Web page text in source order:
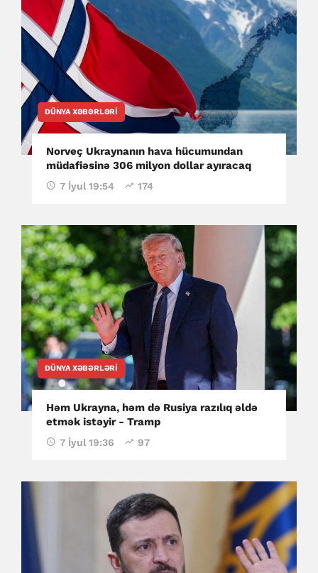
DÜNYA XƏBƏRLƏRI
Norveç Ukraynanın hava hücumundan
müdafiəsinə 306 milyon dollar ayıracaq
7 İyul 19:54 174
DÜNYA XƏBƏRLƏRI
Həm Ukrayna, həm də Rusiya razılıq əldə
etmək istəyir - Tramp
7 İyul 19:36 97